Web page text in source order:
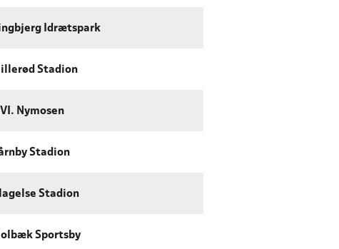
Idrætspark
Stadion
Nymosen
Stadion
Stadion
Sportsby